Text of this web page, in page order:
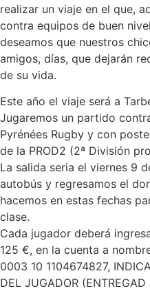
realizar un viaje en el que,
contra equipos de buen
deseamos que nuestros
amigos, días, que dejarán
de su vida.
Este año el viaje será a
Jugaremos un partido
Pyrénées Rugby y con
de la PROD2 (2ª División
La salida seria el viernes 9
autobús y regresamos el
hacemos en estas fechas
clase.
Cada jugador deberá
125 €, en la cuenta a
0003 10 1104674827,
DEL JUGADOR